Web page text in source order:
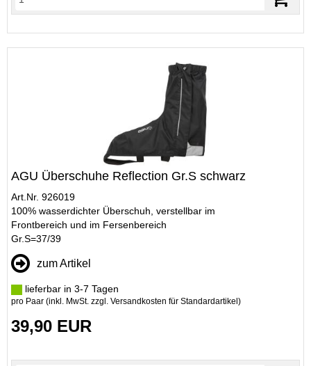
AGU Überschuhe Reflection Gr.S schwarz
Art.Nr. 926019
100% wasserdichter Überschuh, verstellbar im
Frontbereich und im Fersenbereich
Gr.S=37/39
zum Artikel
lieferbar in 3-7 Tagen
pro Paar (inkl. MwSt. zzgl. Versandkosten für Standardartikel )
39,90 EUR